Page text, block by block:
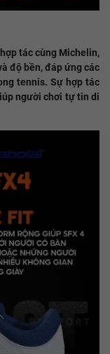
tác cùng Michelin,
độ bền, đáp ứng các
tennis. Sự hợp tác
người chơi tự tin di